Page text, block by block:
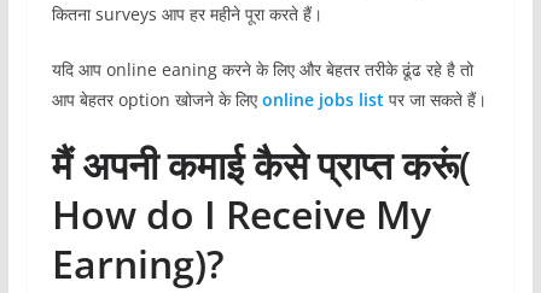
कितना surveys आप हर महीने पूरा करते हैं।
यदि आप online eaning करने के लिए और बेहतर तरीके ढूंढ रहे है तो
आप बेहतर option खोजने के लिए online jobs listपर जा सकते हैं।
मैं अपनी कमाई कैसे प्राप्त करूं(
How do I Receive My
Earning)?